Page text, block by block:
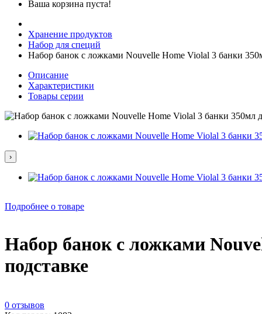
Ваша корзина пуста!
Хранение продуктов
Набор для специй
Набор банок с ложками Nouvelle Home Violal 3 банки
Описание
Характеристики
Товары серии
›
Подробнее о товаре
Набор банок с ложками
подставке
0 отзывов